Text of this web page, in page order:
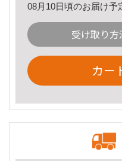
08月10日頃のお届け予
受け取り
カー